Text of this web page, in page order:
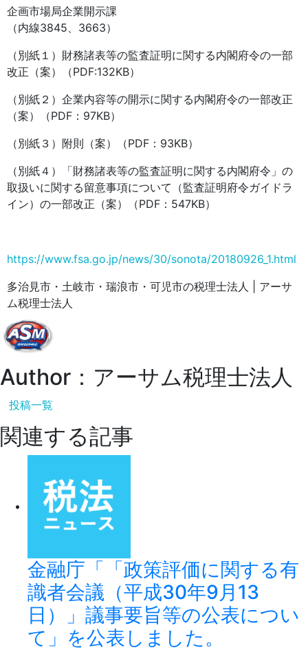
企画市場局企業開示課
（内線3845、3663）
（別紙１）財務諸表等の監査証明に関する内閣府令の一部
改正（案）（PDF:132KB）
（別紙２）企業内容等の開示に関する内閣府令の一部改正
（案）（PDF：97KB）
（別紙３）附則（案）（PDF：93KB）
（別紙４）「財務諸表等の監査証明に関する内閣府令」の
取扱いに関する留意事項について（監査証明府令ガイドラ
イン）の一部改正（案）（PDF：547KB）
https://www.fsa.go.jp/news/30/sonota/20180926_1.html
多治見市・土岐市・瑞浪市・可児市の税理士法人 | アーサ
ム税理士法人
Author：アーサム税理士法人
投稿一覧
関連する記事
金融庁「「政策評価に関する有
識者会議（平成30年9月13
日）」議事要旨等の公表につい
て」を公表しました。